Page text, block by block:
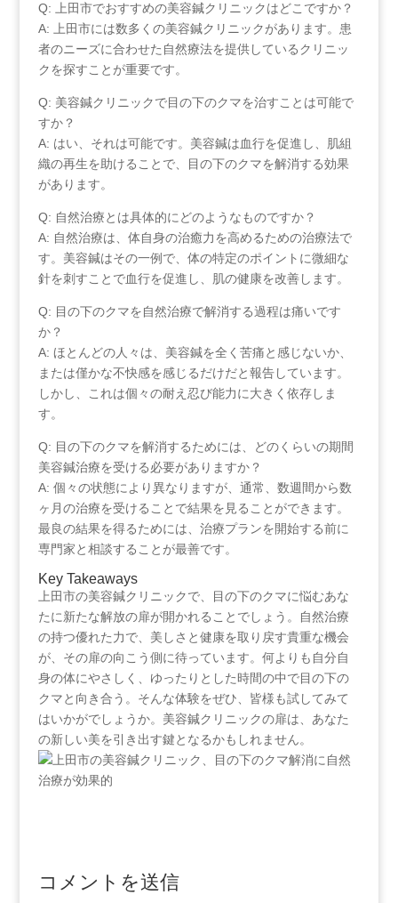
Q: 上田市でおすすめの美容鍼クリニックはどこですか？
A: 上田市には数多くの美容鍼クリニックがあります。患
者のニーズに合わせた自然療法を提供しているクリニッ
クを探すことが重要です。
Q: 美容鍼クリニックで目の下のクマを治すことは可能で
すか？
A: はい、それは可能です。美容鍼は血行を促進し、肌組
織の再生を助けることで、目の下のクマを解消する効果
があります。
Q: ⁤自然治療とは具体的にどのようなものですか？
A: ‌自然治療は、体自身の治癒力を高めるための治療法で
す。美容鍼はその一例で、体の特定のポイントに微細な
針を刺すことで血行を促進し、肌の健康を改善します。
Q: 目の下のクマを自然治療で解消する過程は痛いです
か？
A:⁢ ほとんどの人々は、美容鍼を全く苦痛と感じないか、
または僅かな不快感を感じるだけだと報告しています。
しかし、これは個々の耐え忍び能力に大きく依存しま
す。
Q: 目の下のクマを解消するためには、どのくらいの期間
美容鍼治療を受ける必要がありますか？
A: 個々の状態により異なりますが、通常、数週間から数
ヶ月の治療を受けることで結果を見ることができます。
最良の結果を得るためには、治療プランを開始する前に
専門家と相談することが最善です。
Key ⁢Takeaways
上田市の美容鍼クリニックで、目の下のクマに悩むあな
たに新たな解放の扉が開かれることでしょう。自然治療
の持つ優れた力で、美しさと健康を取り戻す貴重な機会
が、その扉の向こう側に待っています。何よりも自分自
身の体にやさしく、ゆったりとした時間の中で目の下の
クマと向き合う。そんな体験をぜひ、皆様も試してみて
はいかがでしょうか。美容鍼クリニックの扉は、あなた
の新しい美を引き出す鍵となるかもしれません。
コメントを送信